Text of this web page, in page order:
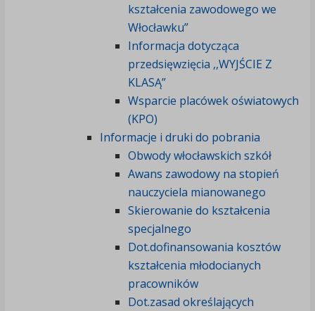
kształcenia zawodowego we
Włocławku”
Informacja dotycząca
przedsięwzięcia ,,WYJŚCIE Z
KLASĄ”
Wsparcie placówek oświatowych
(KPO)
Informacje i druki do pobrania
Obwody włocławskich szkół
Awans zawodowy na stopień
nauczyciela mianowanego
Skierowanie do kształcenia
specjalnego
Dot.dofinansowania kosztów
kształcenia młodocianych
pracowników
Dot.zasad określających